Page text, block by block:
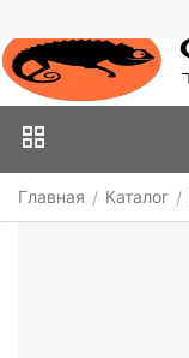
Главная / Каталог /